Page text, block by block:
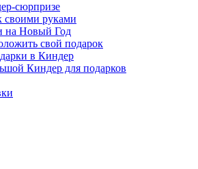
сюрпризе
своими руками
на Новый Год
свой подарок
в Киндер
Киндер для подарков